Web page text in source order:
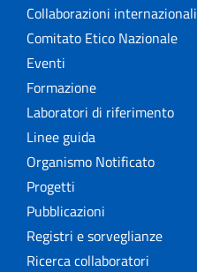
Collaborazioni internazionali
Comitato Etico Nazionale
Eventi
Formazione
Laboratori di riferimento
Linee guida
Organismo Notificato
Progetti
Pubblicazioni
Registri e sorveglianze
Ricerca collaboratori